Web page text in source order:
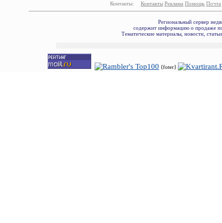
Контакты: Контакты Реклама Помощь Почта
Региональный сервер
содержит информацию о продаже
Тематические материалы, новости,
{foter}